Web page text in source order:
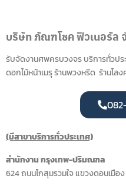
บริษัท ภัณฑโชค ฟิวเนอรัล
รับจัดงานศพครบวงจร บริการทั่วป
ดอกไม้หน้าเมรุ ร้านพวงหรีด ร้านโล
(มีสาขาบริการทั่วประเทศ)
สำนักงาน กรุงเทพ-ปริมณฑล
624 ถนนโกสุมรวมใจ แขวงดอนเมือ